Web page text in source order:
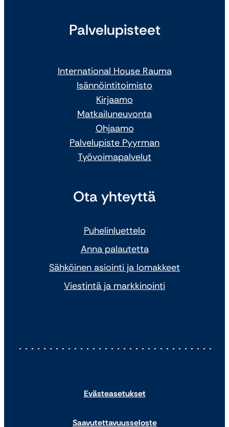
Palvelupisteet
International House Rauma
Isännöintitoimisto
Kirjaamo
Matkailuneuvonta
Ohjaamo
Palvelupiste Pyyrman
Työvoimapalvelut
Ota yhteyttä
Puhelinluettelo
Anna palautetta
Sähköinen asiointi ja lomakkeet
Viestintä ja markkinointi
Evästeasetukset
Saavutettavuusseloste